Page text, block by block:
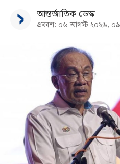
আন্তর্জাতিক ডেস্ক
প্রকাশ: ০৬ আগস্ট ২০২৬,